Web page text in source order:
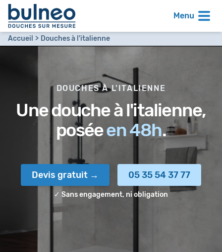
Menu
Accueil Douches à l'italienne
DOUCHES À L'ITALIENNE
Une douche à l'italienne,
poséeen 48h.
Devis gratuit 05 35 54 37 77
✓ Sans engagement, ni obligation